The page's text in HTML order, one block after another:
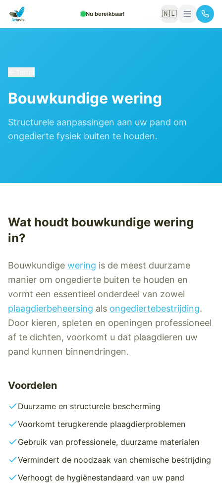
Nu bereikbaar! 🇳🇱
Bouwkundige wering
Structurele aanpassingen aan uw pand om
ongedierte fysiek buiten te houden.
Wat houdt bouwkundige wering
in?
Bouwkundige wering is de meest duurzame
manier om ongedierte buiten te houden en
vormt een essentieel onderdeel van zowel
plaagdierbeheersing als ongediertebestrijding.
Door kieren, spleten en openingen professioneel
af te dichten, voorkomt u dat plaagdieren uw
pand kunnen binnendringen.
Voordelen
Duurzame en structurele bescherming
Voorkomt terugkerende plaagdierproblemen
Gebruik van professionele, duurzame materialen
Vermindert de noodzaak van chemische bestrijding
Verhoogt de hygiënestandaard van uw pand